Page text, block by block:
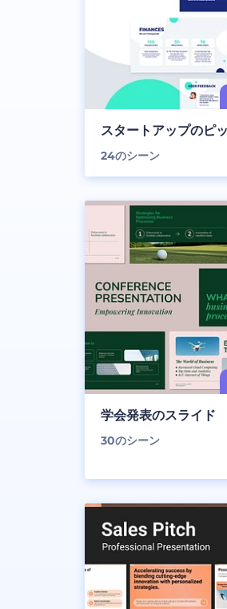
スタートアップのピ
24のシーン
学会発表のスライド
30のシーン